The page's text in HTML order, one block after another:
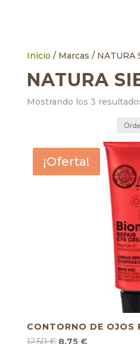
Inicio / Marcas / NATURA
NATURA
Mostrando los 3
¡Oferta!
CONTORNO DE OJOS
12,50€ El
8,75 €El